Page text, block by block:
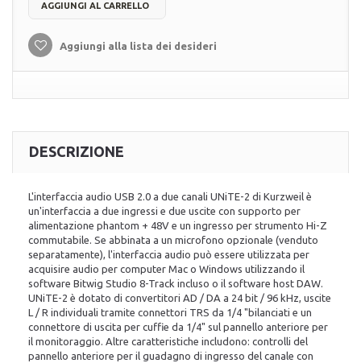
AGGIUNGI AL CARRELLO
Aggiungi alla lista dei desideri
DESCRIZIONE
L'interfaccia audio USB 2.0 a due canali UNiTE-2 di Kurzweil è
un'interfaccia a due ingressi e due uscite con supporto per
alimentazione phantom + 48V e un ingresso per strumento Hi-Z
commutabile. Se abbinata a un microfono opzionale (venduto
separatamente), l'interfaccia audio può essere utilizzata per
acquisire audio per computer Mac o Windows utilizzando il
software Bitwig Studio 8-Track incluso o il software host DAW.
UNiTE-2 è dotato di convertitori AD / DA a 24 bit / 96 kHz, uscite
L / R individuali tramite connettori TRS da 1/4 "bilanciati e un
connettore di uscita per cuffie da 1/4" sul pannello anteriore per
il monitoraggio. Altre caratteristiche includono: controlli del
pannello anteriore per il guadagno di ingresso del canale con